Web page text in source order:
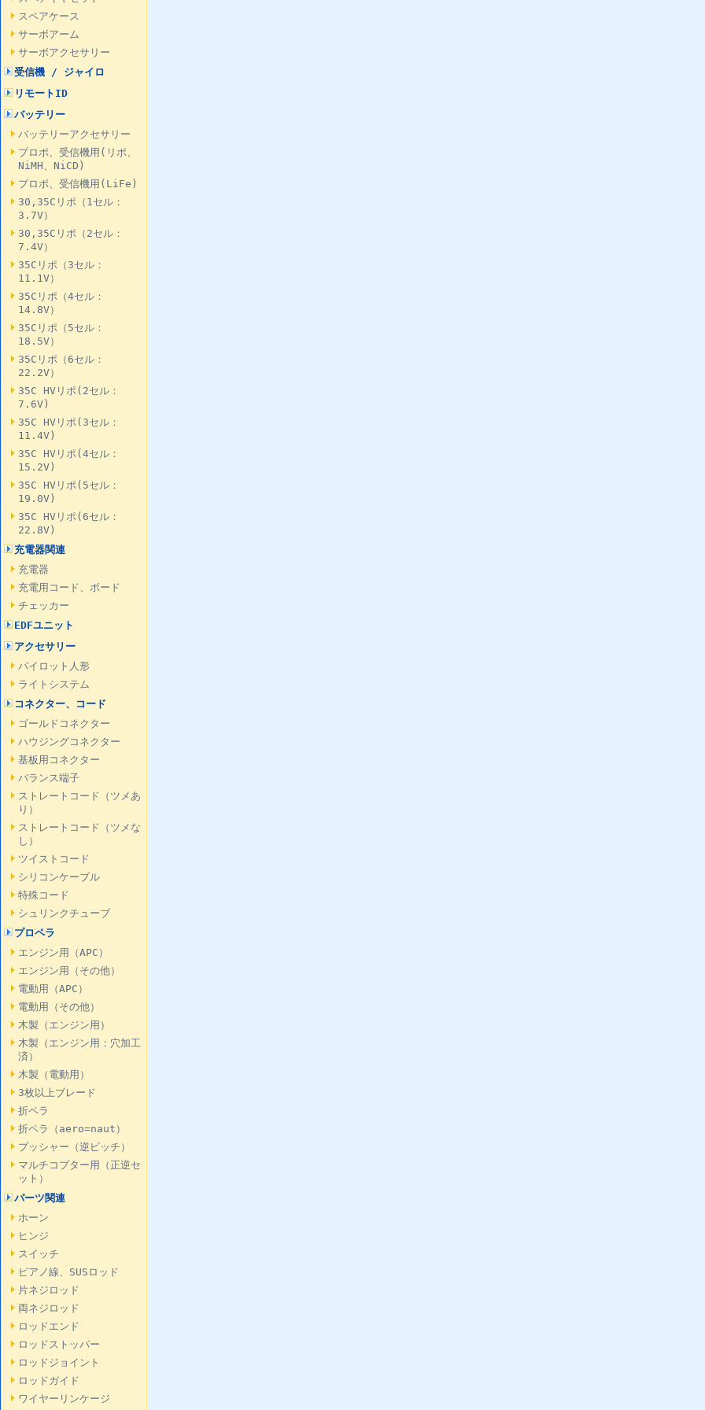
スペアケース
サーボアーム
サーボアクセサリー
受信機 / ジャイロ
リモートID
バッテリー
バッテリーアクセサリー
プロポ、受信機用(リポ、
NiMH、NiCD)
プロポ、受信機用(LiFe)
30,35Cリポ（1セル：
3.7V）
30,35Cリポ（2セル：
7.4V）
35Cリポ（3セル：
11.1V）
35Cリポ（4セル：
14.8V）
35Cリポ（5セル：
18.5V）
35Cリポ（6セル：
22.2V）
35C HVリポ(2セル：
7.6V)
35C HVリポ(3セル：
11.4V)
35C HVリポ(4セル：
15.2V)
35C HVリポ(5セル：
19.0V)
35C HVリポ(6セル：
22.8V)
充電器関連
充電器
充電用コード、ボード
チェッカー
EDFユニット
アクセサリー
パイロット人形
ライトシステム
コネクター、コード
ゴールドコネクター
ハウジングコネクター
基板用コネクター
バランス端子
ストレートコード（ツメあ
り）
ストレートコード（ツメな
し）
ツイストコード
シリコンケーブル
特殊コード
シュリンクチューブ
プロペラ
エンジン用（APC）
エンジン用（その他）
電動用（APC）
電動用（その他）
木製（エンジン用）
木製（エンジン用：穴加工
済）
木製（電動用）
3枚以上ブレード
折ペラ
折ペラ（aero=naut）
プッシャー（逆ピッチ）
マルチコプター用（正逆セ
ット）
パーツ関連
ホーン
ヒンジ
スイッチ
ピアノ線、SUSロッド
片ネジロッド
両ネジロッド
ロッドエンド
ロッドストッパー
ロッドジョイント
ロッドガイド
ワイヤーリンケージ